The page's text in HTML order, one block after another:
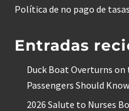
Política de no pago de tasas
Entradas
Duck Boat Overturns
Passengers Should Know
2026 Salute to Nurses